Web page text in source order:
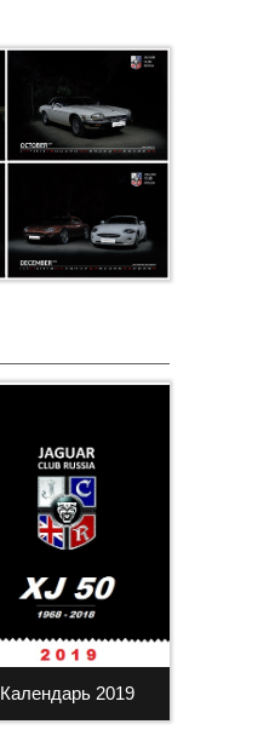
Календарь 2019